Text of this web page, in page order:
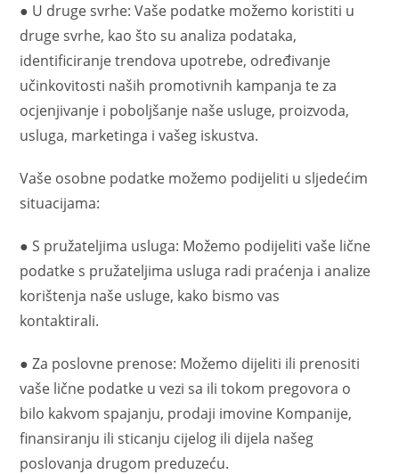
● U druge svrhe: Vaše podatke možemo koristiti u
druge svrhe, kao što su analiza podataka,
identificiranje trendova upotrebe, određivanje
učinkovitosti naših promotivnih kampanja te za
ocjenjivanje i poboljšanje naše usluge, proizvoda,
usluga, marketinga i vašeg iskustva.
Vaše osobne podatke možemo podijeliti u sljedećim
situacijama:
● S pružateljima usluga: Možemo podijeliti vaše lične
podatke s pružateljima usluga radi praćenja i analize
korištenja naše usluge, kako bismo vas
kontaktirali.
● Za poslovne prenose: Možemo dijeliti ili prenositi
vaše lične podatke u vezi sa ili tokom pregovora o
bilo kakvom spajanju, prodaji imovine Kompanije,
finansiranju ili sticanju cijelog ili dijela našeg
poslovanja drugom preduzeću.